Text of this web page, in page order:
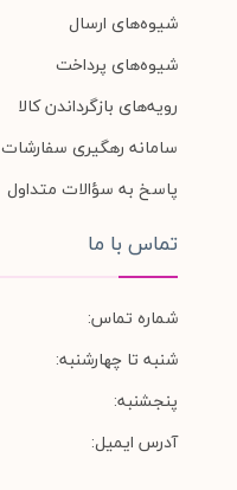
شیوه‌های ارسال
شیوه‌های پرداخت
رویه‌های بازگرداندن کالا
سامانه رهگیری سفارشات
پاسخ به سؤالات متداول
تماس با ما
شماره تماس:
شنبه تا چهارشنبه:
پنجشنبه:
آدرس ایمیل: